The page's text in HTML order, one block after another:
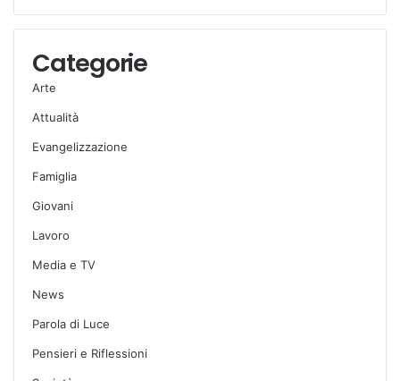
Categorie
Arte
Attualità
Evangelizzazione
Famiglia
Giovani
Lavoro
Media e TV
News
Parola di Luce
Pensieri e Riflessioni